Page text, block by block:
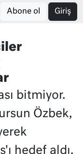
Abone ol Giriş
bitmiyor.
Özbek,
hedef aldı.